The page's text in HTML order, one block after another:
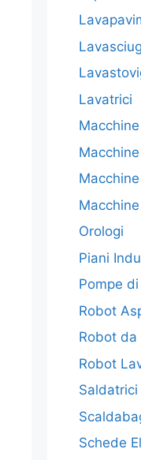
Lavatrici
Orologi
Piani
Pompe
Robot
Robot da
Robot
Saldatrici
Schede